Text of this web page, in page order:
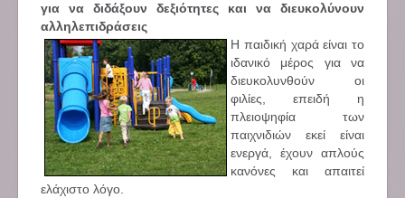
για να διδάξουν δεξιότητες και να διευκολύνουν
αλληλεπιδράσεις
Η παιδική χαρά είναι το
ιδανικό μέρος για να
διευκολυνθούν οι
φιλίες, επειδή η
πλειοψηφία των
παιχνιδιών εκεί είναι
ενεργά, έχουν απλούς
κανόνες και απαιτεί
ελάχιστο λόγο.